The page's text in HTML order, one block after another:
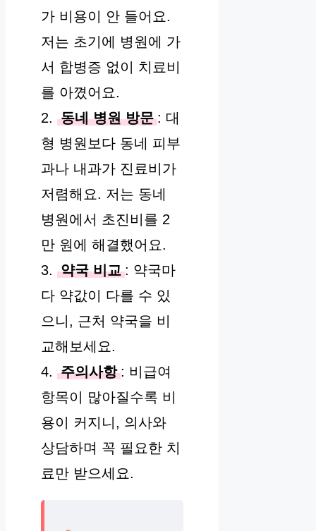
가 비용이 안 들어요.
저는 초기에 병원에 가
서 합병증 없이 치료비
를 아꼈어요.
2. 동네 병원 방문 : 대
형 병원보다 동네 피부
과나 내과가 진료비가
저렴해요. 저는 동네
병원에서 초진비를 2
만 원에 해결했어요.
3. 약국 비교 : 약국마
다 약값이 다를 수 있
으니, 근처 약국을 비
교해보세요.
4. 주의사항 : 비급여
항목이 많아질수록 비
용이 커지니, 의사와
상담하며 꼭 필요한 치
료만 받으세요.